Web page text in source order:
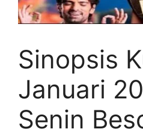
Sinopsis
Januari
Senin